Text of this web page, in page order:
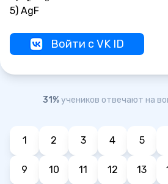
5) AgF
Войти с VK ID
31%учеников отвечают на
1 2 3 4 5
9 10 11 12 13